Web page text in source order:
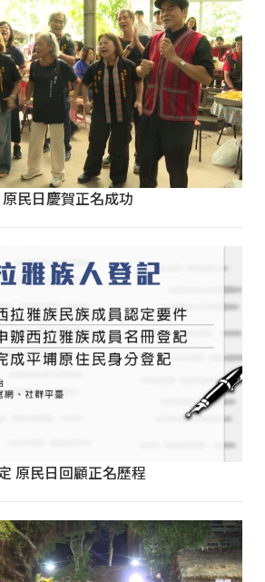
民日慶賀正名成功
原民日回顧正名歷程